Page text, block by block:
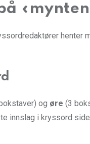
og øre (3
innslag i kryssord